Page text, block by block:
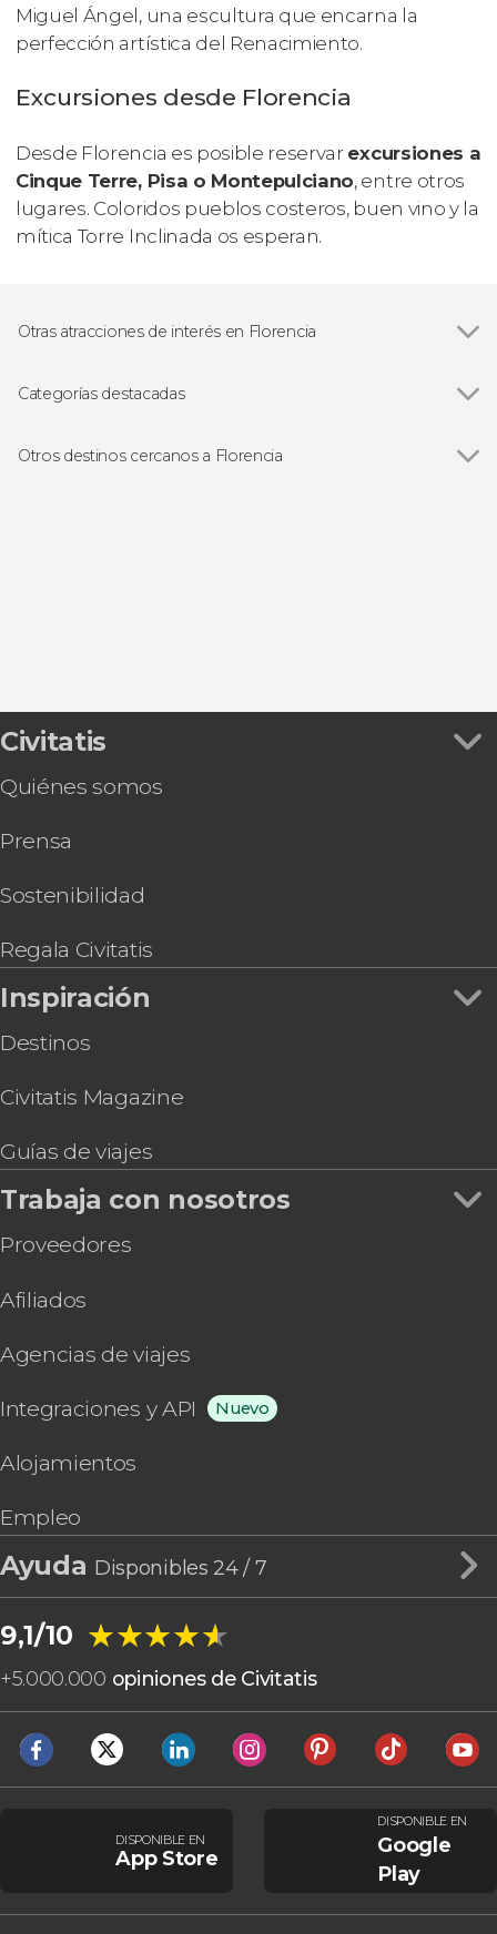
Miguel Ángel, una escultura que encarna la
perfección artística del Renacimiento.
Excursiones desde Florencia
Desde Florencia es posible reservar excursiones a
Cinque Terre, Pisa o Montepulciano, entre otros
lugares. Coloridos pueblos costeros, buen vino y la
mítica Torre Inclinada os esperan.
Otras atracciones de interés en Florencia
Ponte Vecchio
Galería de los Uffizi
Categorías destacadas
Free tours en Florencia
Otros destinos cercanos a Florencia
Civitatis
Quiénes somos
Prensa
Sostenibilidad
Regala Civitatis
Inspiración
Destinos
Civitatis Magazine
Guías de viajes
Trabaja con nosotros
Proveedores
Afiliados
Agencias de viajes
Integraciones y API Nuevo
Alojamientos
Empleo
Ayuda Disponibles 24 / 7
9,1/10 ★★★★★
★★★★★
+5.000.000 opiniones de Civitatis
DISPONIBLE EN
App Store
DISPONIBLE EN
Google
Play